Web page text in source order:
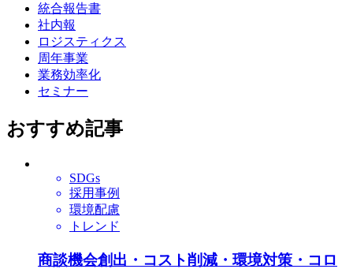
統合報告書
社内報
ロジスティクス
周年事業
業務効率化
セミナー
おすすめ記事
SDGs
採用事例
環境配慮
トレンド
商談機会創出・コスト削減・環境対策・コロ